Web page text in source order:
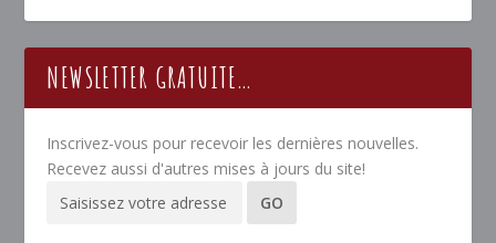
NEWSLETTER GRATUITE…
Inscrivez-vous pour recevoir les dernières nouvelles.
Recevez aussi d'autres mises à jours du site!